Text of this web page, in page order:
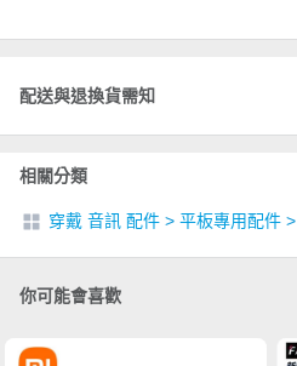
配送與退換貨需知
相關分類
穿戴 音訊 配件 > 平板專用配件 >
你可能會喜歡